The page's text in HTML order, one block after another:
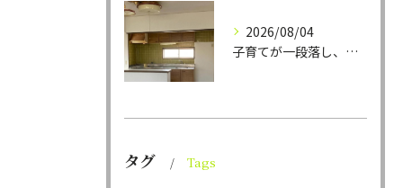
2026/08/04
子育てが一段落し、これからの暮らしをより心地よく、ラクに整え...
タグ Tags